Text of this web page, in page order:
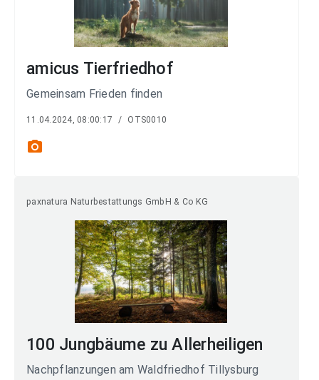
amicus Tierfriedhof
Gemeinsam Frieden finden
11.04.2024, 08:00:17 / OTS0010
photo_camera
paxnatura Naturbestattungs GmbH & Co KG
100 Jungbäume zu Allerheiligen
Nachpflanzungen am Waldfriedhof Tillysburg